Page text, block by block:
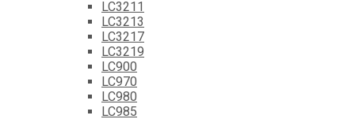
LC3211
LC3213
LC3217
LC3219
LC900
LC970
LC980
LC985